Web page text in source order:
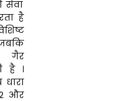
सेवा
है
गैर
है ।
और